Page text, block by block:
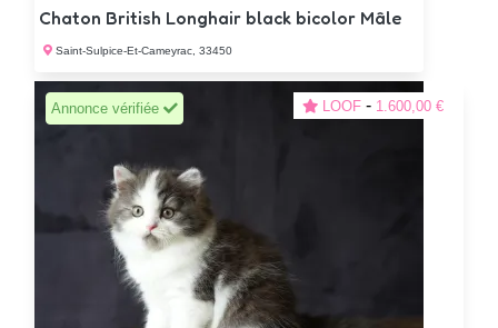
Chaton British Longhair black bicolor Mâle
Saint-Sulpice-Et-Cameyrac, 33450
Annonce vérifiée LOOF - 1.600,00 €